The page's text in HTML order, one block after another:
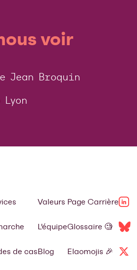
voir
Jean Broquin
Lyon
de cas
Valeurs
L'équipe
Blog
Page Carrière
Glossaire 🧐
Elaomojis 🎉